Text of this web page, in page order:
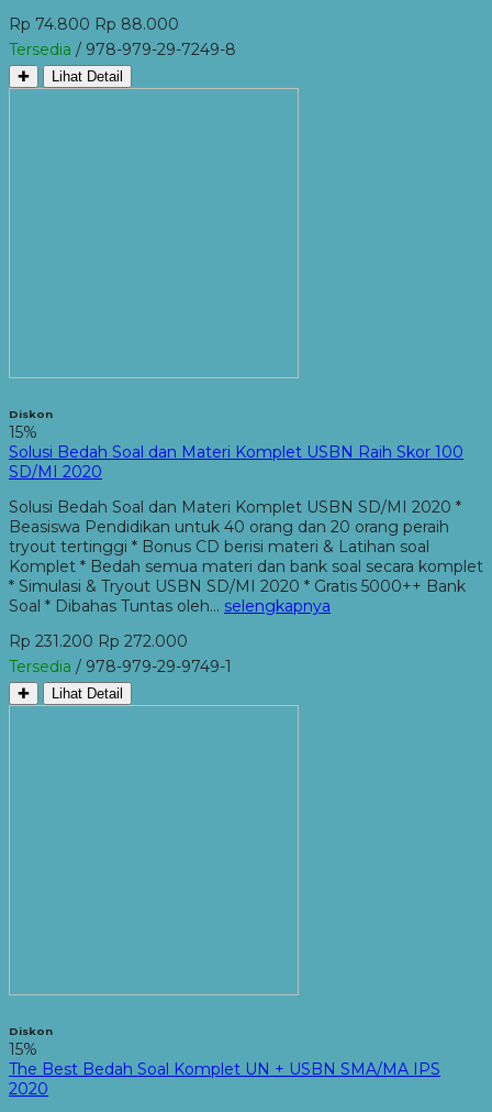
Rp 74.800 Rp 88.000
Tersedia / 978-979-29-7249-8
✚ Lihat Detail
Diskon
15%
Solusi Bedah Soal dan Materi Komplet USBN Raih Skor 100
SD/MI 2020
Solusi Bedah Soal dan Materi Komplet USBN SD/MI 2020 *
Beasiswa Pendidikan untuk 40 orang dan 20 orang peraih
tryout tertinggi * Bonus CD berisi materi & Latihan soal
Komplet * Bedah semua materi dan bank soal secara komplet
* Simulasi & Tryout USBN SD/MI 2020 * Gratis 5000++ Bank
Soal * Dibahas Tuntas oleh… selengkapnya
Rp 231.200 Rp 272.000
Tersedia / 978-979-29-9749-1
✚ Lihat Detail
Diskon
15%
The Best Bedah Soal Komplet UN + USBN SMA/MA IPS
2020